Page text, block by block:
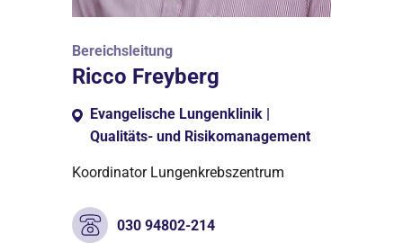
Bereichsleitung
Ricco Freyberg
Evangelische Lungenklinik |
Qualitäts- und Risikomanagement
Koordinator Lungenkrebszentrum
030 94802-214